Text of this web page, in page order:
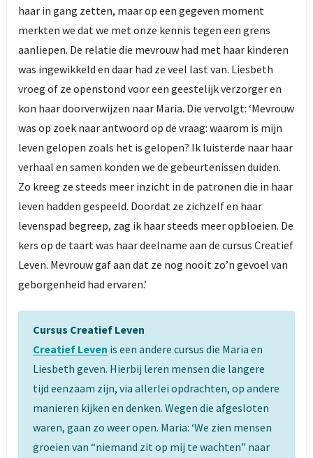
haar in gang zetten, maar op een gegeven moment
merkten we dat we met onze kennis tegen een grens
aanliepen. De relatie die mevrouw had met haar kinderen
was ingewikkeld en daar had ze veel last van. Liesbeth
vroeg of ze openstond voor een geestelijk verzorger en
kon haar doorverwijzen naar Maria. Die vervolgt: ‘Mevrouw
was op zoek naar antwoord op de vraag: waarom is mijn
leven gelopen zoals het is gelopen? Ik luisterde naar haar
verhaal en samen konden we de gebeurtenissen duiden.
Zo kreeg ze steeds meer inzicht in de patronen die in haar
leven hadden gespeeld. Doordat ze zichzelf en haar
levenspad begreep, zag ik haar steeds meer opbloeien. De
kers op de taart was haar deelname aan de cursus Creatief
Leven. Mevrouw gaf aan dat ze nog nooit zo’n gevoel van
geborgenheid had ervaren.’
Cursus Creatief Leven
Creatief Leven is een andere cursus die Maria en
Liesbeth geven. Hierbij leren mensen die langere
tijd eenzaam zijn, via allerlei opdrachten, op andere
manieren kijken en denken. Wegen die afgesloten
waren, gaan zo weer open. Maria: ‘We zien mensen
groeien van “niemand zit op mij te wachten” naar